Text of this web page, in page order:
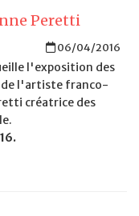
Peretti
06/04/2016
l'exposition des
de l'artiste franco-
créatrice des